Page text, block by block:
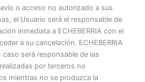
o acceso no autorizado a sus
el Usuario será el responsable de
inmediata a ECHEBERRIA con el
a su cancelación. ECHEBERRIA
caso será responsable de las
por terceros no
mientras no se produzca la